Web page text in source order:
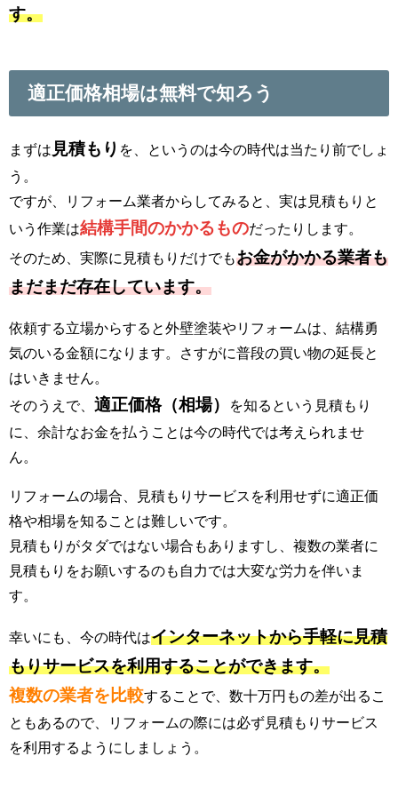
す。
適正価格相場は無料で知ろう
まずは 見積もり を、というのは今の時代は当たり前でしょ
う。
ですが、リフォーム業者からしてみると、実は見積もりと
いう作業は結構手間のかかるものだったりします。
そのため、実際に見積もりだけでもお金がかかる業者も
まだまだ存在しています。
依頼する立場からすると外壁塗装やリフォームは、結構勇
気のいる金額になります。さすがに普段の買い物の延長と
はいきません。
そのうえで、 適正価格（相場）
を知るという見積もり
に、余計なお金を払うことは今の時代では考えられませ
ん。
リフォームの場合、見積もりサービスを利用せずに適正価
格や相場を知ることは難しいです。
見積もりがタダではない場合もありますし、複数の業者に
見積もりをお願いするのも自力では大変な労力を伴いま
す。
幸いにも、今の時代はインターネットから手軽に見積
もりサービスを利用することができます。
複数の業者を比較することで、数十万円もの差が出るこ
ともあるので、リフォームの際には必ず見積もりサービス
を利用するようにしましょう。